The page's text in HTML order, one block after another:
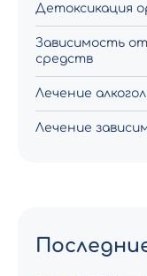
Детоксикация
Зависимость
средств
Лечение
Лечение